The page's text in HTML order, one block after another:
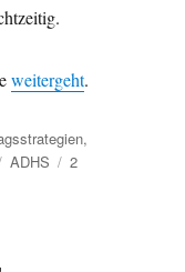
weitergeht.
,
Schlagwörter
ADHS
2